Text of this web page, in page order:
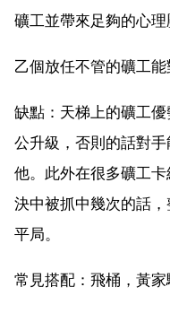
礦工並帶來足夠的心理
乙個放任不管的礦工
缺點：天梯上的礦工
公升級，否則的話對
他。此外在很多礦工
決中被抓中幾次的話
平局。
常見搭配：飛桶，黃家